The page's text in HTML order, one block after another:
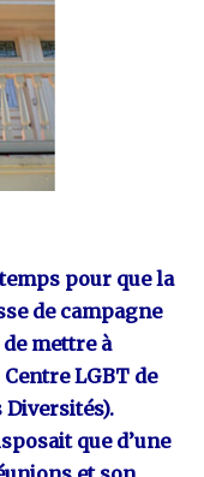
pour que la
de campagne
mettre à
LGBT de
Diversités).
que d’une